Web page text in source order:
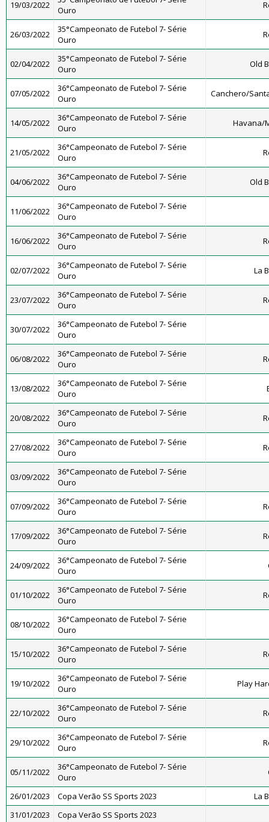
19/03/2022
Ouro
26/03/2022
35°Campeonato de Futebol 7- Série
Ouro
02/04/2022
35°Campeonato de Futebol 7- Série
Ouro
Old
07/05/2022
36°Campeonato de Futebol 7- Série
Ouro
Canchero/
14/05/2022
36°Campeonato de Futebol 7- Série
Ouro
Havana/
21/05/2022
36°Campeonato de Futebol 7- Série
Ouro
04/06/2022
36°Campeonato de Futebol 7- Série
Ouro
Old
11/06/2022
36°Campeonato de Futebol 7- Série
Ouro
16/06/2022
36°Campeonato de Futebol 7- Série
Ouro
02/07/2022
36°Campeonato de Futebol 7- Série
Ouro
La
23/07/2022
36°Campeonato de Futebol 7- Série
Ouro
30/07/2022
36°Campeonato de Futebol 7- Série
Ouro
06/08/2022
36°Campeonato de Futebol 7- Série
Ouro
13/08/2022
36°Campeonato de Futebol 7- Série
Ouro
20/08/2022
36°Campeonato de Futebol 7- Série
Ouro
27/08/2022
36°Campeonato de Futebol 7- Série
Ouro
03/09/2022
36°Campeonato de Futebol 7- Série
Ouro
07/09/2022
36°Campeonato de Futebol 7- Série
Ouro
17/09/2022
36°Campeonato de Futebol 7- Série
Ouro
24/09/2022
36°Campeonato de Futebol 7- Série
Ouro
01/10/2022
36°Campeonato de Futebol 7- Série
Ouro
08/10/2022
36°Campeonato de Futebol 7- Série
Ouro
15/10/2022
36°Campeonato de Futebol 7- Série
Ouro
19/10/2022
36°Campeonato de Futebol 7- Série
Ouro
Play
22/10/2022
36°Campeonato de Futebol 7- Série
Ouro
29/10/2022
36°Campeonato de Futebol 7- Série
Ouro
05/11/2022
36°Campeonato de Futebol 7- Série
Ouro
26/01/2023 Copa Verão SS Sports 2023
La
31/01/2023
Copa Verão SS Sports 2023